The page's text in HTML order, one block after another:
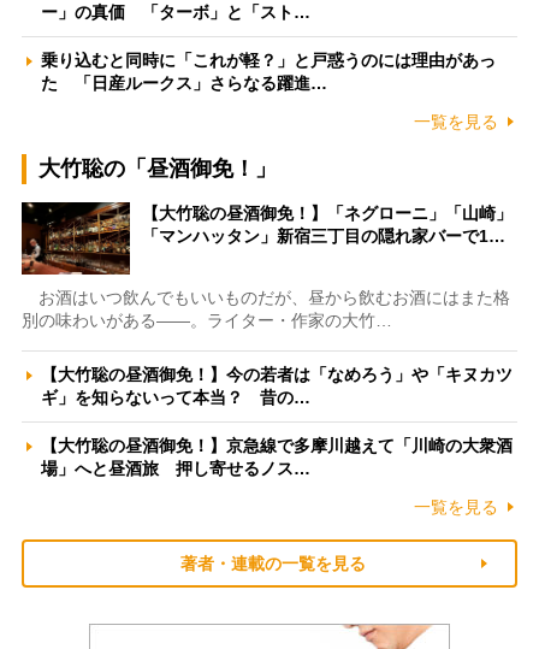
ー」の真価 「ターボ」と「スト…
乗り込むと同時に「これが軽？」と戸惑うのには理由があっ
た 「日産ルークス」さらなる躍進…
一覧を見る
大竹聡の「昼酒御免！」
【大竹聡の昼酒御免！】「ネグローニ」「山崎」
「マンハッタン」新宿三丁目の隠れ家バーで1…
お酒はいつ飲んでもいいものだが、昼から飲むお酒にはまた格
別の味わいがある――。ライター・作家の大竹…
【大竹聡の昼酒御免！】今の若者は「なめろう」や「キヌカツ
ギ」を知らないって本当？ 昔の…
【大竹聡の昼酒御免！】京急線で多摩川越えて「川崎の大衆酒
場」へと昼酒旅 押し寄せるノス…
一覧を見る
著者・連載の一覧を見る